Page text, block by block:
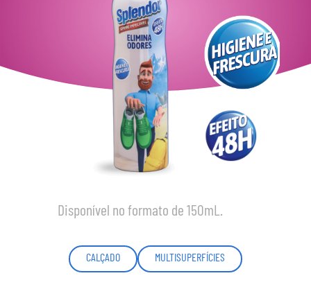
CALÇADO MULTISUPERFÍCIES
Disponível no formato de 150mL.